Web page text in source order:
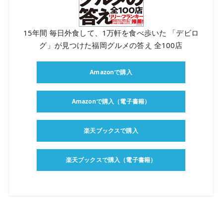
15年間 毎日外食して、1万軒を食べ歩いた 「デビロ
グ」が見つけた福岡グルメの答え 全100店
Amazonで購入
Amazonで購入（電子書籍）
楽天ブックスで購入
楽天ブックスで購入（電子書籍）